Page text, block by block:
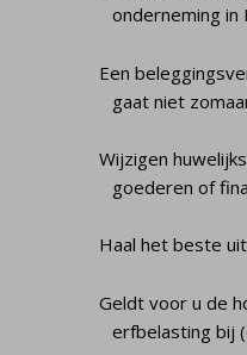
onderneming in
Een
gaat niet
Wijzigen
goederen of
Haal het beste
Geldt voor u de
erfbelasting bij